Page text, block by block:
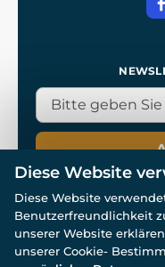
© Alle Rechte
Diese Website
Diese Website
Benutzerfreundlichkeit
unserer Website
unserer Cookie-